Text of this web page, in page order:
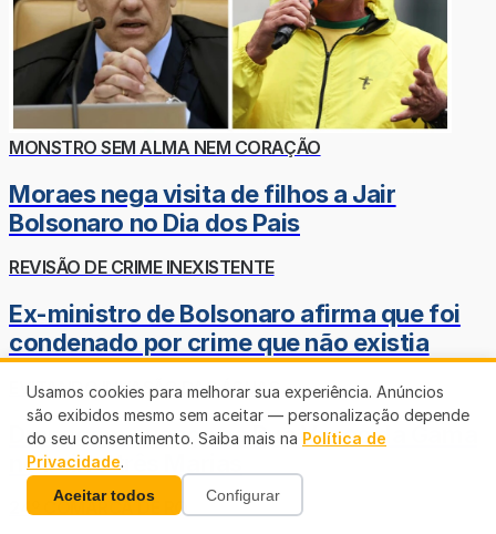
MONSTRO SEM ALMA NEM CORAÇÃO
Moraes nega visita de filhos a Jair
Bolsonaro no Dia dos Pais
REVISÃO DE CRIME INEXISTENTE
Ex-ministro de Bolsonaro afirma que foi
condenado por crime que não existia
EVITANDO INVASÃO DAS ÁGUAS
Drenagem avança na Rua Vasco da Gama
no bairro três Marias
24º COMARCA DE RO
Usamos cookies para melhorar sua experiência. Anúncios
são exibidos mesmo sem aceitar — personalização depende
do seu consentimento. Saiba mais na Política de
Privacidade.
Aceitar todos Configurar